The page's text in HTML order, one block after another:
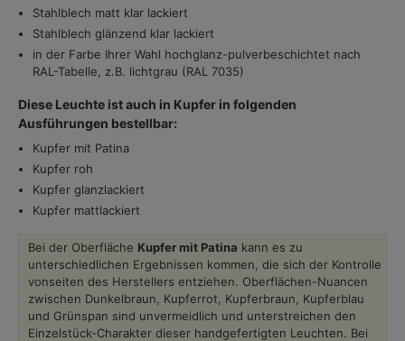
Stahlblech matt klar lackiert
Stahlblech glänzend klar lackiert
in der Farbe Ihrer Wahl hochglanz-pulverbeschichtet nach
RAL-Tabelle, z.B. lichtgrau (RAL 7035)
Diese Leuchte ist auch in Kupfer in folgenden
Ausführungen bestellbar:
Kupfer mit Patina
Kupfer roh
Kupfer glanzlackiert
Kupfer mattlackiert
Bei der Oberfläche Kupfer mit Patina kann es zu
unterschiedlichen Ergebnissen kommen, die sich der Kontrolle
vonseiten des Herstellers entziehen. Oberflächen-Nuancen
zwischen Dunkelbraun, Kupferrot, Kupferbraun, Kupferblau
und Grünspan sind unvermeidlich und unterstreichen den
Einzelstück-Charakter dieser handgefertigten Leuchten. Bei